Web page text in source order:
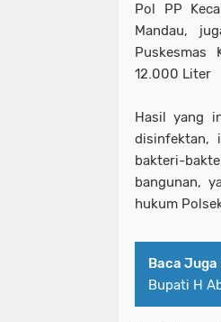
Pol PP
Mandau,
Puskesmas
12.000 Liter
Hasil yang
disinfektan,
bakteri-
bangunan,
hukum
Baca Juga
Bupati H